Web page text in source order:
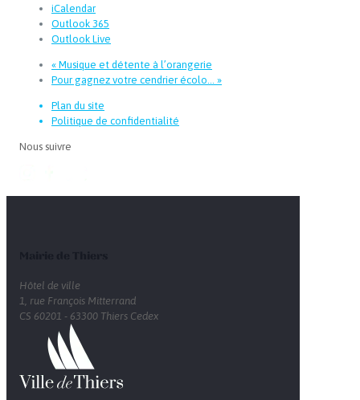
iCalendar
Outlook 365
Outlook Live
« Musique et détente à l’orangerie
Pour gagnez votre cendrier écolo… »
Plan du site
Politique de confidentialité
Nous suivre
Hôtel de ville
1, rue François Mitterrand
CS 60201 - 63300 Thiers Cedex